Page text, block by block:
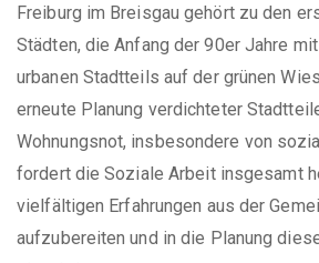
Freiburg im Breisgau gehört zu den
Städten, die Anfang der 90er Jahre
urbanen Stadtteils auf der grünen
erneute Planung verdichteter
Wohnungsnot, insbesondere von
fordert die Soziale Arbeit insgesamt
vielfältigen Erfahrungen aus der
aufzubereiten und in die Planung